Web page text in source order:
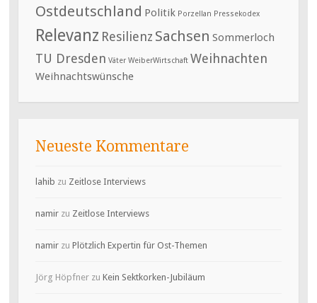
Ostdeutschland Politik Porzellan Pressekodex
Relevanz Resilienz Sachsen Sommerloch
TU Dresden Väter WeiberWirtschaft Weihnachten
Weihnachtswünsche
Neueste Kommentare
lahib zu Zeitlose Interviews
namirzu Zeitlose Interviews
namirzu Plötzlich Expertin für Ost-Themen
Jörg Höpfnerzu Kein Sektkorken-Jubiläum